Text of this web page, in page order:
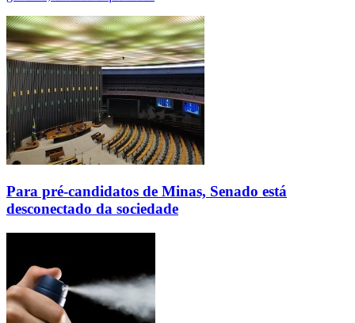
Para pré-candidatos de Minas, Senado está
desconectado da sociedade